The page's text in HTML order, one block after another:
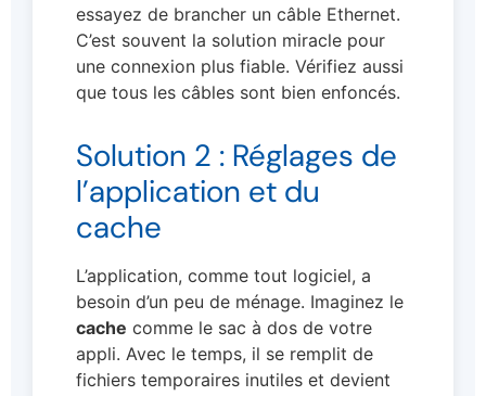
essayez de brancher un câble Ethernet.
C’est souvent la solution miracle pour
une connexion plus fiable. Vérifiez aussi
que tous les câbles sont bien enfoncés.
Solution 2 : Réglages de
l’application et du
cache
L’application, comme tout logiciel, a
besoin d’un peu de ménage. Imaginez le
cache comme le sac à dos de votre
appli. Avec le temps, il se remplit de
fichiers temporaires inutiles et devient